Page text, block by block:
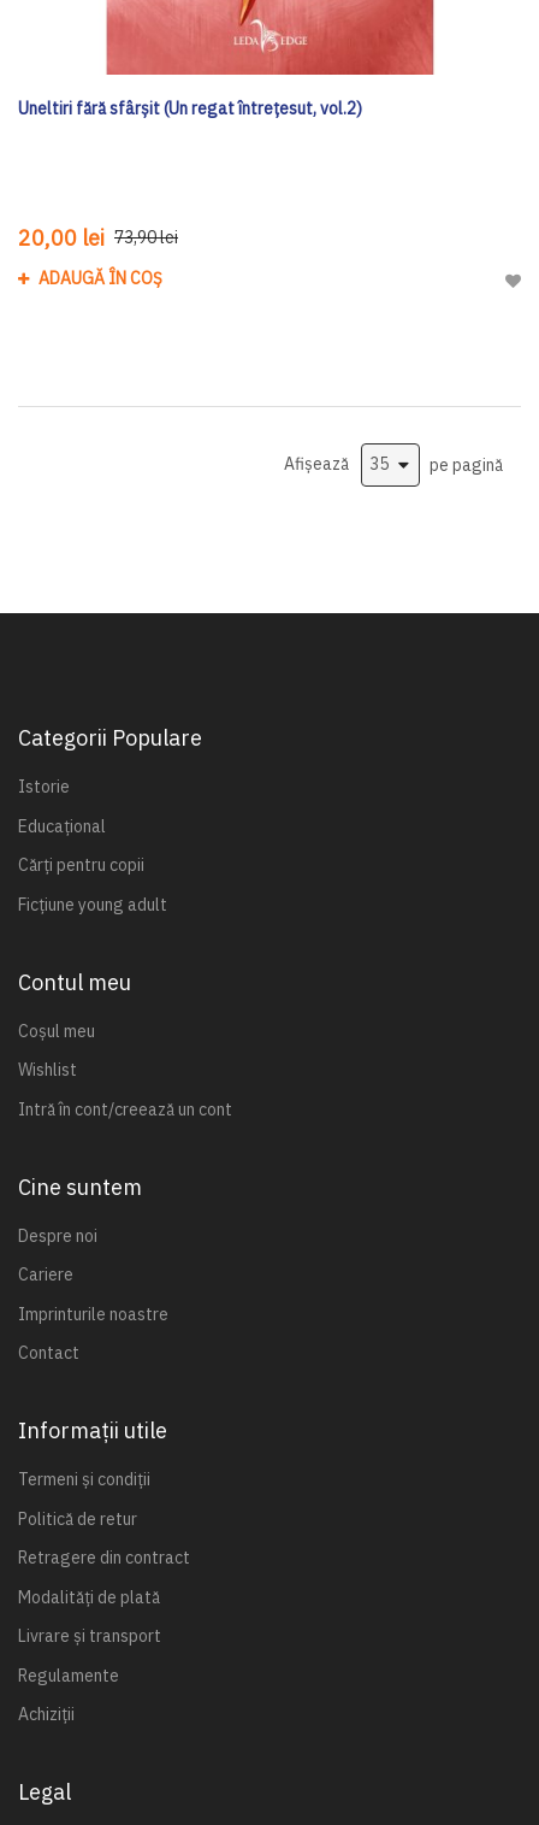
Uneltiri fără sfârșit (Un regat întrețesut, vol.2)
20,00 lei 73,90 lei
ADAUGĂ ÎN COȘ
Afișează pe pagină
Categorii Populare
Istorie
Educațional
Cărți pentru copii
Ficțiune young adult
Contul meu
Coșul meu
Wishlist
Intră în cont/creează un cont
Cine suntem
Despre noi
Cariere
Imprinturile noastre
Contact
Informații utile
Termeni și condiții
Politică de retur
Retragere din contract
Modalități de plată
Livrare și transport
Regulamente
Achiziții
Legal